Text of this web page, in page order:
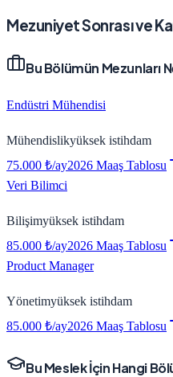
Mezuniyet Sonrası ve
Bu Bölümün Mezunları
Endüstri Mühendisi
Mühendislikyüksek istihdam
75.000 ₺/ay2026 Maaş Tablosu
Veri Bilimci
Bilişimyüksek istihdam
85.000 ₺/ay2026 Maaş Tablosu
Product Manager
Yönetimyüksek istihdam
85.000 ₺/ay2026 Maaş Tablosu
Bu Meslek İçin Hangi